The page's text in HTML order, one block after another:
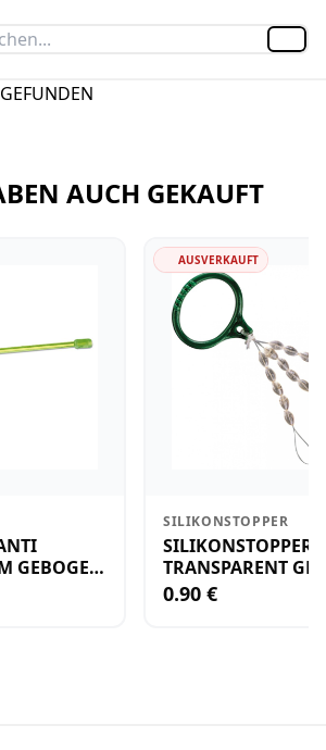
AUCH GEKAUFT
GEBOGEN
AUSVERKAUFT
SILIKONSTOPPER
SILIKONSTOPPER
TRANSPARENT
KLEIN
0.90 €